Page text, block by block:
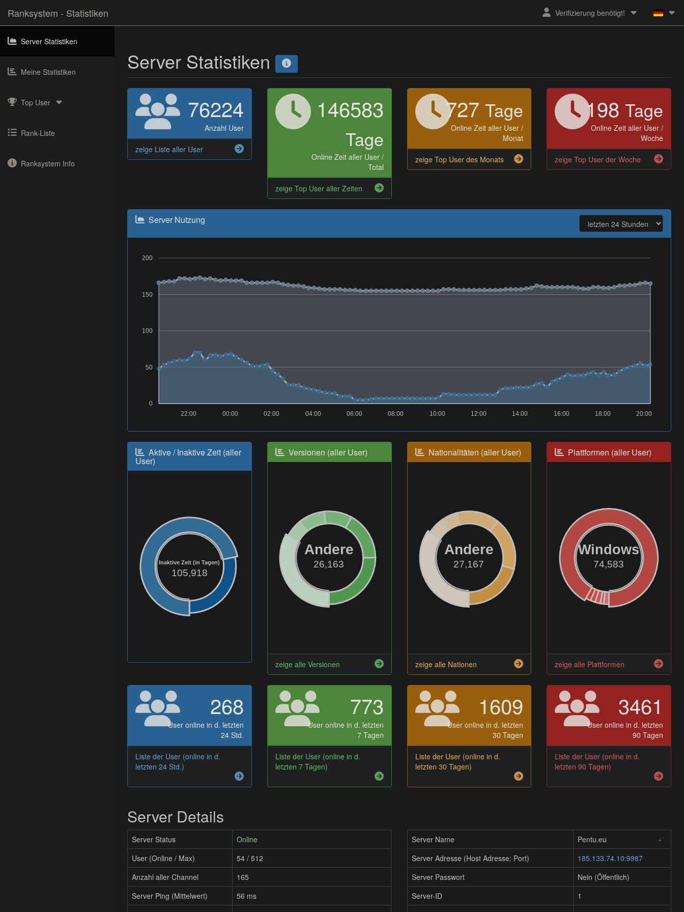
Ranksystem - Statistiken Verifizierung benötigt!
Server Statistiken
Meine Statistiken
Top User
Rank-Liste
Ranksystem Info
Server Statistiken
76224
Anzahl User
zeige Liste aller User
146583
Tage
Online Zeit aller User /
Total
zeige Top User aller Zeiten
727Tage
Online Zeit aller User /
Monat
zeige Top User des Monats
198 Tage
Online Zeit aller User /
Woche
zeige Top User der Woche
Server Nutzung
0
50
100
150
200
20:00
18:00
16:00
14:00
12:00
10:00
08:00
06:00
04:00
02:00
00:00
22:00
Aktive / Inaktive Zeit (aller
User)
Inaktive Zeit (in Tagen)
105,918
Versionen (aller User)
Andere
26,163
zeige alle Versionen
Nationalitäten (aller User)
Andere
27,167
zeige alle Nationen
Plattformen (aller User)
Windows
74,583
zeige alle Plattformen
268
User online in d. letzten
24 Std.
Liste der User (online in d.
letzten 24 Std.)
773
User online in d. letzten
7 Tagen
Liste der User (online in d.
letzten 7 Tagen)
1609
User online in d. letzten
30 Tagen
Liste der User (online in d.
letzten 30 Tagen)
3461
User online in d. letzten
90 Tagen
Liste der User (online in d.
letzten 90 Tagen)
Server Details
Server Status
Online
User (Online / Max)
54 / 512
Anzahl aller Channel
165
Server Ping (Mittelwert)
56 ms
Server Name
Pentu.eu
Server Adresse (Host Adresse: Port)
185.133.74.10:9987
Server Passwort
Nein (Öffentlich)
Server-ID
1